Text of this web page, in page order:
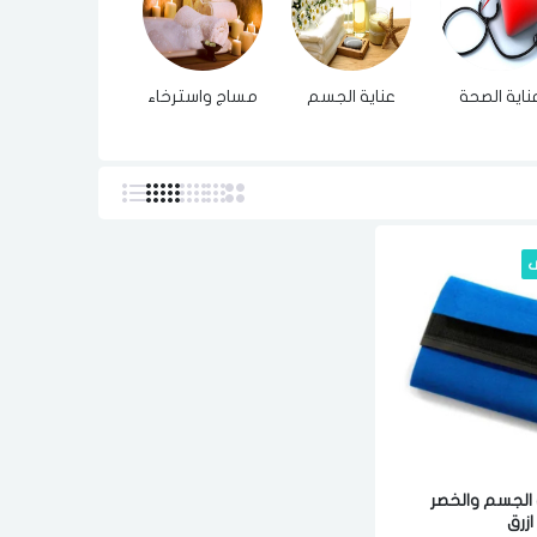
الصحة عناية الجسم مساج واسترخاء
والخصر